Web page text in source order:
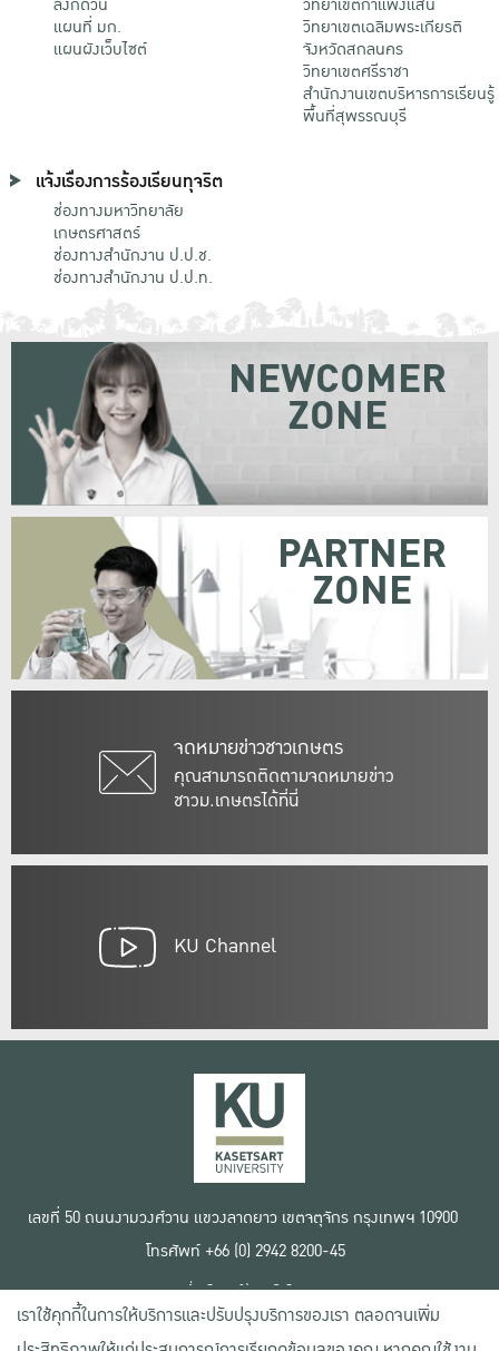
แผนที่ มก.
แผนผังเว็บไซต์
วิทยาเขตเฉลิมพระเกียรติ
จังหวัดสกลนคร
วิทยาเขตศรีราชา
สำนักงานเขตบริหารการเรียนรู้
พื้นที่สุพรรณบุรี
แจ้งเรื่องการร้องเรียนทุจริต
ช่องทางมหาวิทยาลัย
เกษตรศาสตร์
ช่องทางสำนักงาน ป.ป.ช.
ช่องทางสำนักงาน ป.ป.ท.
จดหมายข่าวชาวเกษตร
คุณสามารถติดตามจดหมายข่าว
ชาวม.เกษตรได้ที่นี่
NEWCOMER
ZONE
PARTNER
ZONE
KU Channel
เลขที่ 50 ถนนงามวงศ์วาน แขวงลาดยาว เขตจตุจักร กรุงเทพฯ 10900
โทรศัพท์ +66 (0) 2942 8200-45
เงื่อนไขการใช้งานเว็บไซต์
ข้อตกลงด้านสิทธิ์ใช้งาน
นโยบายความเป็นส่วนตัว
เราใช้คุกกี้ในการให้บริการและปรับปรุงบริการของเรา ตลอดจนเพิ่ม